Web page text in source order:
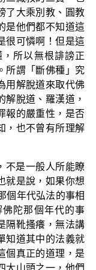
了大乘別教、圓教
是他們都不知道這
很可憐啊！但是這
所以無根誹謗正
所謂「斷佛種」究
用解脫道來取代佛
解脫道、羅漢道，
報的嚴重性，是否
，也不曾有所理解
不是一般人所能瞭
就是說，如果你想
個年代弘法的事相
陀那個年代的事
隔靴搔癢，無法講
知道其中的法義就
個真正的道理，是
大山頭之一，他們